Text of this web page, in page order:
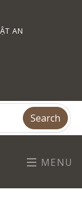
AN
Search
MENU